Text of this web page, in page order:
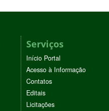
Serviços
Início Portal
Acesso à Informação
Contatos
Editais
Licitações